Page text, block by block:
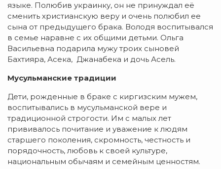
языке. Полюбив украинку, он не принуждал её
сменить христианскую веру и очень полюбил ее
сына от предыдущего брака. Володя воспитывался
в семье наравне с их общими детьми. Ольга
Васильевна подарила мужу троих сыновей
Бахтияра, Асека, Джанабека и дочь Асель.
Мусульманские традиции
Дети, рожденные в браке с киргизским мужем,
воспитывались в мусульманской вере и
традиционной строгости. Им с малых лет
прививалось почитание и уважение к людям
старшего поколения, скромность, честность и
порядочность, любовь к своей культуре,
национальным обычаям и семейным ценностям.